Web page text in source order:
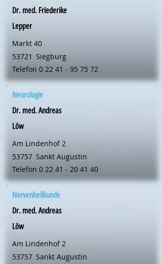
Dr. med. Friederike
Lepper
Markt 40
53721 Siegburg
Telefon 0 22 41 - 95 75 72
Neurologie
Dr. med. Andreas
Löw
Am Lindenhof 2
53757 Sankt Augustin
Telefon 0 22 41 - 20 41 40
Nervenheilkunde
Dr. med. Andreas
Löw
Am Lindenhof 2
53757 Sankt Augustin